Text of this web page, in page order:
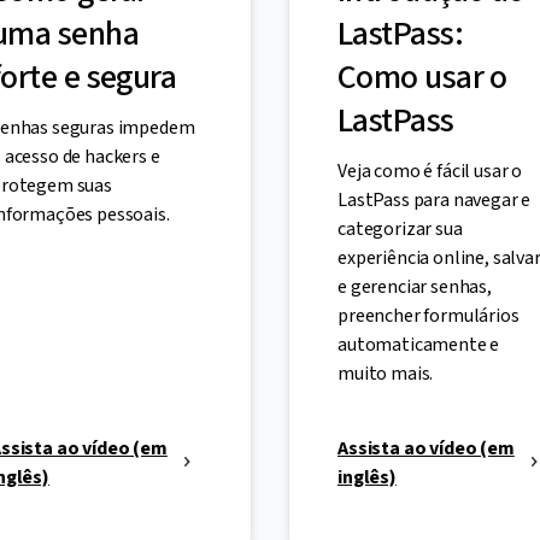
senha
e segura
seguras impedem
acesso de hackers e
suas
pessoais.
ao vídeo (em
LastPass:
Como usar o
LastPass
Veja como é fácil usar o
LastPass para navegar e
categorizar sua
experiência online, salvar
e gerenciar senhas,
preencher formulários
automaticamente e
muito mais.
Assista ao vídeo (em
inglês)